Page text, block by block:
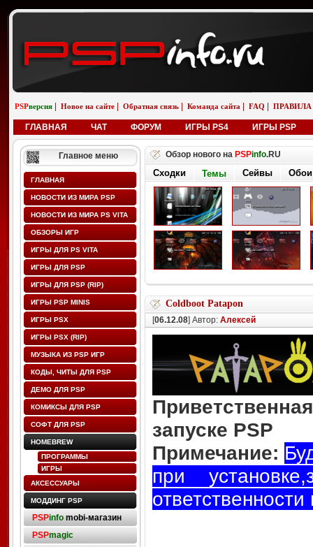
PSPверсия Новое на сайте Обратная связь Команда сайта FAQ ПРАВИЛА
ГЛАВНАЯ ЧАТ ФОРУМ ИГРЫ PS4 ИГРЫ PSP
Главное меню
ГЛАВНАЯ
НОВОСТИ ИЗ МИРА PSP
НОВОСТИ ИЗ МИРА PS VITA
ОБЗОРЫ ИГР
ИГРЫ ДЛЯ PS VITA
ИГРЫ ДЛЯ PSP
ИГРЫ ДЛЯ PSP (RIP)
ИГРЫ PSP MINIS
ИГРЫ PSX
ИГРЫ PSX (RIP)
МУЗЫКА ИЗ PSP ИГР
КОДЫ, ЧИТЫ ДЛЯ PSP
ДЕМО ДЛЯ PSP
КОМИКСЫ ДЛЯ PSP
СОФТ ДЛЯ PSP
HOMEBREW
ПРОГРАММЫ
ИГРЫ
АКСЕССУАРЫ
МОДДИНГ PSP
PSPinfo mobi-магазин
PSPmagic
Обзор нового на PSPinfo.RU
Сходки Темы Сейвы Обои
Coldboot Patapon
[06.12.08] Автор: Алексей
запуске PSP
Примечание:
при